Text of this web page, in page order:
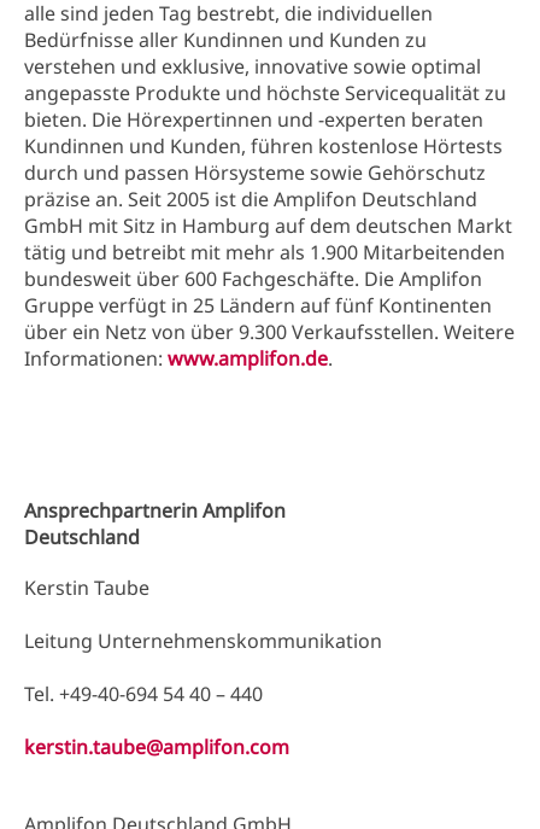
alle sind jeden Tag bestrebt, die individuellen
Bedürfnisse aller Kundinnen und Kunden zu
verstehen und exklusive, innovative sowie optimal
angepasste Produkte und höchste Servicequalität zu
bieten. Die Hörexpertinnen und -experten beraten
Kundinnen und Kunden, führen kostenlose Hörtests
durch und passen Hörsysteme sowie Gehörschutz
präzise an. Seit 2005 ist die Amplifon Deutschland
GmbH mit Sitz in Hamburg auf dem deutschen Markt
tätig und betreibt mit mehr als 1.900 Mitarbeitenden
bundesweit über 600 Fachgeschäfte. Die Amplifon
Gruppe verfügt in 25 Ländern auf fünf Kontinenten
über ein Netz von über 9.300 Verkaufsstellen. Weitere
Informationen: www.amplifon.de.
Ansprechpartnerin Amplifon
Deutschland
Kerstin Taube
Leitung Unternehmenskommunikation
Tel. +49-40-694 54 40 – 440
kerstin.taube@amplifon.com